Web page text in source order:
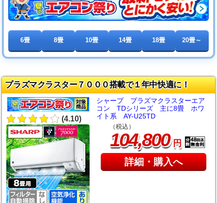
6畳 8畳 10畳 14畳 18畳 20畳～
プラズマクラスター７０００搭載で１年中快適に！
(4.10)
シャープ プラズマクラスターエア
コン TDシリーズ 主に8畳 ホワ
イト系 AY-U25TD
（税込）
104,800円
詳細・購入へ